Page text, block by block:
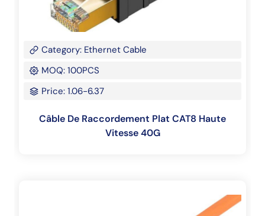
Category: Ethernet Cable
MOQ: 100PCS
Price: 1.06-6.37
Câble De Raccordement Plat CAT8 Haute
Vitesse 40G